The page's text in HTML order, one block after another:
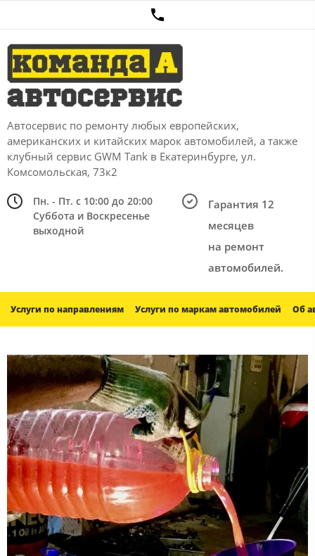
Автосервис по ремонту любых европейских,
американских и китайских марок автомобилей, а также
клубный сервис GWM Tank в Екатеринбурге, ул.
Комсомольская, 73к2
Пн. - Пт. с 10:00 до 20:00
Суббота и Воскресенье
выходной
Гарантия 12
месяцев
на ремонт
автомобилей.
Услуги по направлениям Услуги по маркам автомобилей Об